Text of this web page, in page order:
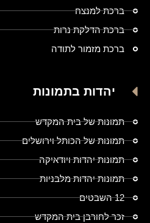
ברכת למנצח
ברכת הדלקת נרות
ברכת מזמור לתודה
יהדות בתמונות
תמונות של בית המקדש
תמונות של הכותל וירושלים
תמונות יהדות ויודאיקה
תמונות יהדות מלבניות
12 השבטים
זכר לחורבן בית המקדש